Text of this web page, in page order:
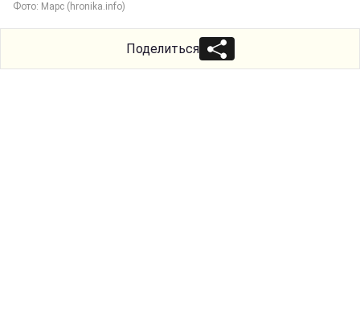
Фото: Марс (hronika.info)
Поделиться